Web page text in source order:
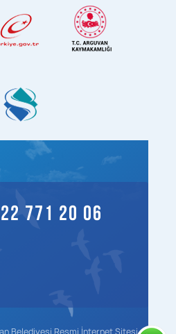
771 20 06
Belediyesi Resmi İnternet Sitesi